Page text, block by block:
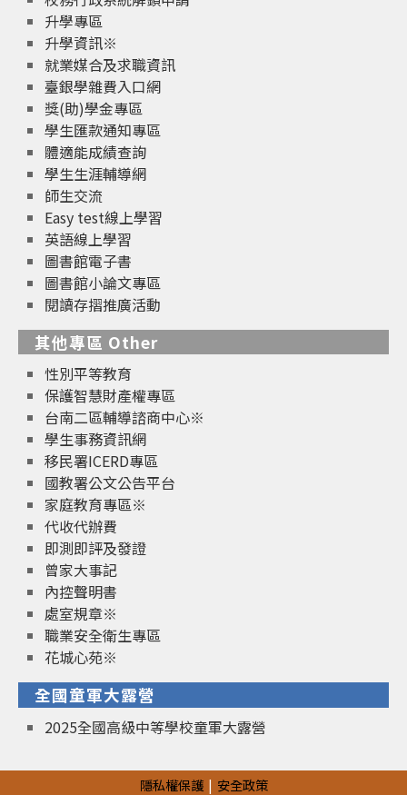
升學專區
升學資訊※
就業媒合及求職資訊
臺銀學雜費入口網
獎(助)學金專區
學生匯款通知專區
體適能成績查詢
學生生涯輔導網
師生交流
Easy test線上學習
英語線上學習
圖書館電子書
圖書館小論文專區
閱讀存摺推廣活動
其他專區 Other
性別平等教育
保護智慧財產權專區
台南二區輔導諮商中心※
學生事務資訊網
移民署ICERD專區
國教署公文公告平台
家庭教育專區※
代收代辦費
即測即評及發證
曾家大事記
內控聲明書
處室規章※
職業安全衛生專區
花城心苑※
全國童軍大露營
2025全國高級中等學校童軍大露營
隱私權保護
安全政策